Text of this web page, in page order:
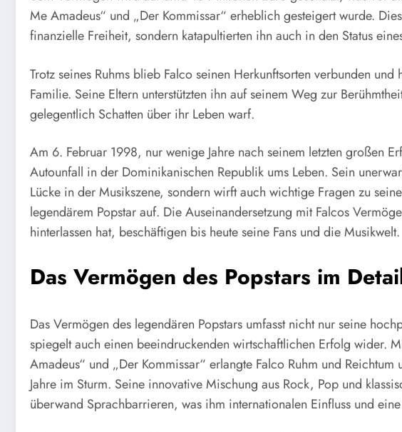
Me Amadeus“ und „Der Kommissar“ erheblich gesteigert wurde.
finanzielle Freiheit, sondern katapultierten ihn auch in den Status
Trotz seines Ruhms blieb Falco seinen Herkunftsorten verbunden
Familie. Seine Eltern unterstützten ihn auf seinem Weg zur
gelegentlich Schatten über ihr Leben warf.
Am 6. Februar 1998, nur wenige Jahre nach seinem letzten großen
Autounfall in der Dominikanischen Republik ums Leben. Sein
Lücke in der Musikszene, sondern wirft auch wichtige Fragen zu
legendärem Popstar auf. Die Auseinandersetzung mit Falcos
hinterlassen hat, beschäftigen bis heute seine Fans und die Musikwelt.
Das Vermögen des Popstars im
Das Vermögen des legendären Popstars umfasst nicht nur seine
spiegelt auch einen beeindruckenden wirtschaftlichen Erfolg wider.
Amadeus“ und „Der Kommissar“ erlangte Falco Ruhm und
Jahre im Sturm. Seine innovative Mischung aus Rock, Pop und
überwand Sprachbarrieren, was ihm internationalen Einfluss und